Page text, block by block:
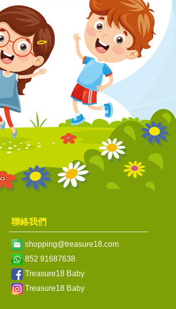
聯絡我們
shopping@treasure18.com
852 91687638
Treasure18 Baby
Treasure18 Baby